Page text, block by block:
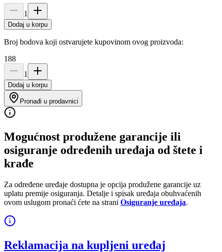
1
Dodaj u korpu
Broj bodova koji ostvarujete kupovinom ovog proizvoda:
188
1
Dodaj u korpu
Pronađi u prodavnici
Mogućnost produžene garancije ili
osiguranje određenih uređaja od štete i
krađe
Za određene uređaje dostupna je opcija produžene garancije uz
uplatu premije osiguranja. Detalje i spisak uređaja obuhvaćenih
ovom uslugom pronaći ćete na strani Osiguranje uređaja.
Reklamacija na kupljeni uređaj